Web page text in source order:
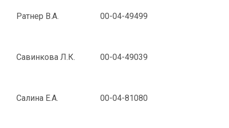
Ратнер В.А. 00-04-49499
Савинкова Л.К. 00-04-49039
Салина Е.А. 00-04-81080